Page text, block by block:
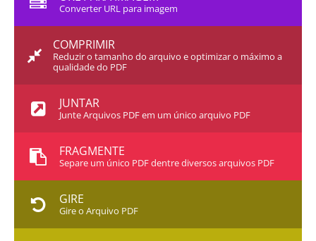
Converter URL para imagem
COMPRIMIR
Reduzir o tamanho do arquivo e optimizar o máximo a
qualidade do PDF
JUNTAR
Junte Arquivos PDF em um único arquivo PDF
FRAGMENTE
Separe um único PDF dentre diversos arquivos PDF
GIRE
Gire o Arquivo PDF